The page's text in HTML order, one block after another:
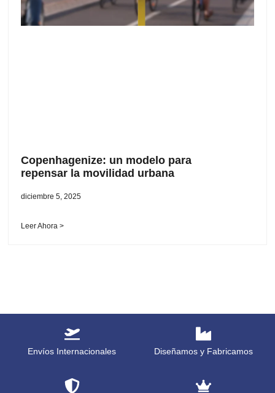
Copenhagenize: un modelo para
repensar la movilidad urbana
diciembre 5, 2025
Leer Ahora >
Envíos Internacionales Diseñamos y Fabricamos